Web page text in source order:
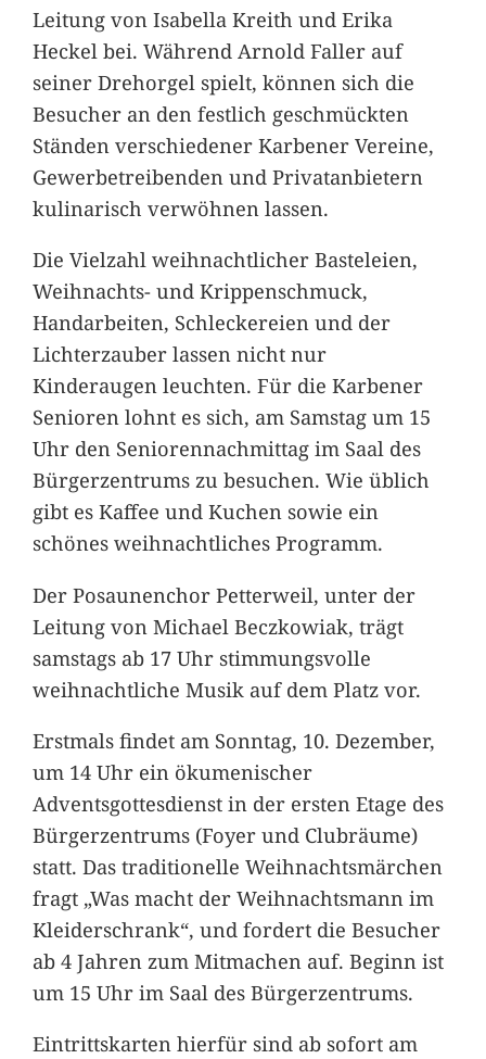
Leitung von Isabella Kreith und Erika
Heckel bei. Während Arnold Faller auf
seiner Drehorgel spielt, können sich die
Besucher an den festlich geschmückten
Ständen verschiedener Karbener Vereine,
Gewerbetreibenden und Privatanbietern
kulinarisch verwöhnen lassen.
Die Vielzahl weihnachtlicher Basteleien,
Weihnachts- und Krippenschmuck,
Handarbeiten, Schleckereien und der
Lichterzauber lassen nicht nur
Kinderaugen leuchten. Für die Karbener
Senioren lohnt es sich, am Samstag um 15
Uhr den Seniorennachmittag im Saal des
Bürgerzentrums zu besuchen. Wie üblich
gibt es Kaffee und Kuchen sowie ein
schönes weihnachtliches Programm.
Der Posaunenchor Petterweil, unter der
Leitung von Michael Beczkowiak, trägt
samstags ab 17 Uhr stimmungsvolle
weihnachtliche Musik auf dem Platz vor.
Erstmals findet am Sonntag, 10. Dezember,
um 14 Uhr ein ökumenischer
Adventsgottesdienst in der ersten Etage des
Bürgerzentrums (Foyer und Clubräume)
statt. Das traditionelle Weihnachtsmärchen
fragt „Was macht der Weihnachtsmann im
Kleiderschrank“, und fordert die Besucher
ab 4 Jahren zum Mitmachen auf. Beginn ist
um 15 Uhr im Saal des Bürgerzentrums.
Eintrittskarten hierfür sind ab sofort am